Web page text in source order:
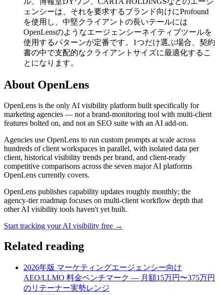
ェンシーは、それを要求するブランド向けにProfound
を使用し、中堅クライアントの長いテールには
OpenLensのようなエージェンシーネイティブツールを
使用するパターンが定番です。1つだけ選ぶ場合、契約
書の中で支配的なクライアントサイズに最適化するこ
とになります。
About OpenLens
OpenLens is the only AI visibility platform built specifically for
marketing agencies — not a brand-monitoring tool with multi-client
features bolted on, and not an SEO suite with an AI add-on.
Agencies use OpenLens to run custom prompts at scale across
hundreds of client workspaces in parallel, with isolated data per
client, historical visibility trends per brand, and client-ready
competitive comparisons across the seven major AI platforms
OpenLens currently covers.
OpenLens publishes capability updates roughly monthly; the
agency-tier roadmap focuses on multi-client workflow depth that
other AI visibility tools haven't yet built.
Start tracking your AI visibility free →
Related reading
2026年版 マーケティングエージェンシー向け
AEO/LLMO 料金ベンチマーク — 月額15万円〜375万円
のリテーナー実勢レンジ